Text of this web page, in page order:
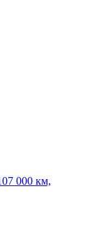
000 км,